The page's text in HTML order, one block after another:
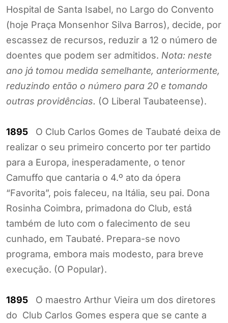
Hospital de Santa Isabel, no Largo do Convento
(hoje Praça Monsenhor Silva Barros), decide, por
escassez de recursos, reduzir a 12 o número de
doentes que podem ser admitidos. Nota: neste
ano já tomou medida semelhante, anteriormente,
reduzindo então o número para 20 e tomando
outras providências. (O Liberal Taubateense).
1895 O Club Carlos Gomes de Taubaté deixa de
realizar o seu primeiro concerto por ter partido
para a Europa, inesperadamente, o tenor
Camuffo que cantaria o 4.º ato da ópera
“Favorita”, pois faleceu, na Itália, seu pai. Dona
Rosinha Coimbra, primadona do Club, está
também de luto com o falecimento de seu
cunhado, em Taubaté. Prepara-se novo
programa, embora mais modesto, para breve
execução. (O Popular).
1895 O maestro Arthur Vieira um dos diretores
do Club Carlos Gomes espera que se cante a